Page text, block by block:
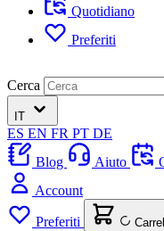
Quotidiano
Preferiti
Cerca
IT
ES EN FR PT DE
Blog
Aiuto
Account
Preferiti